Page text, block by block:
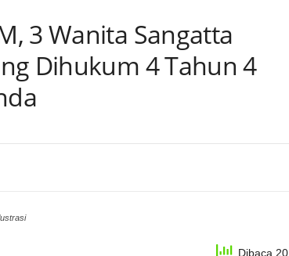
3 Wanita Sangatta
Dihukum 4 Tahun 4
Dibaca 20